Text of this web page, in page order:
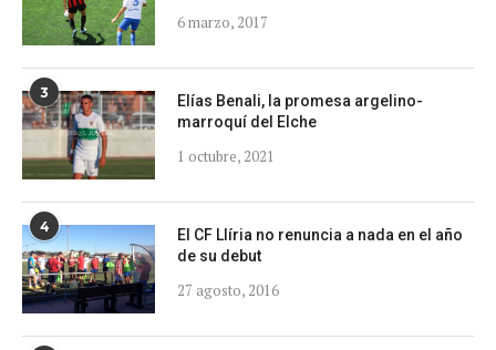
6 marzo, 2017
3
Elías Benali, la promesa argelino-
marroquí del Elche
1 octubre, 2021
4
El CF Llíria no renuncia a nada en el año
de su debut
27 agosto, 2016